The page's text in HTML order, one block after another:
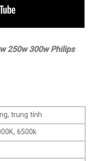
250w 300w Philips
trung tính
6500k